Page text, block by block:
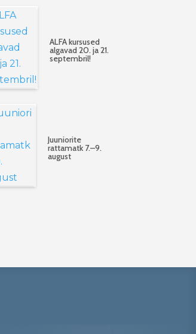
ALFA kursused
algavad 20. ja 21.
septembril!
Juuniorite
rattamatk 7.–9.
august